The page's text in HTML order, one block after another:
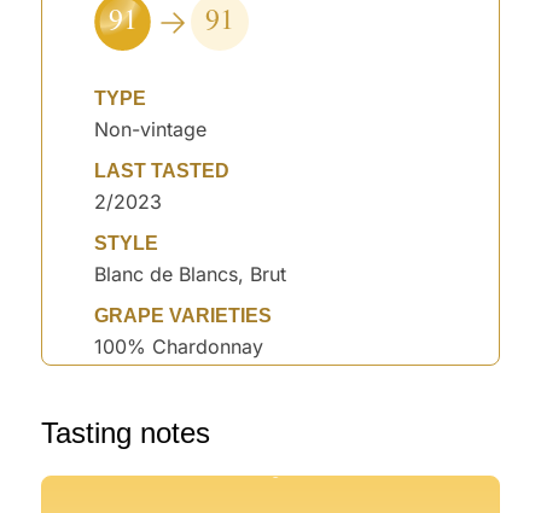
91 91
TYPE
Non-vintage
LAST TASTED
2/2023
STYLE
Blanc de Blancs, Brut
GRAPE VARIETIES
100% Chardonnay
Tasting notes
° °